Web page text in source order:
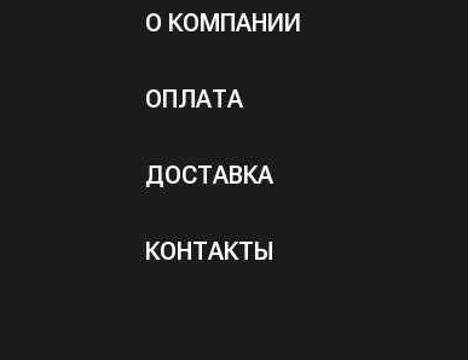
О КОМПАНИИ
ОПЛАТА
ДОСТАВКА
КОНТАКТЫ